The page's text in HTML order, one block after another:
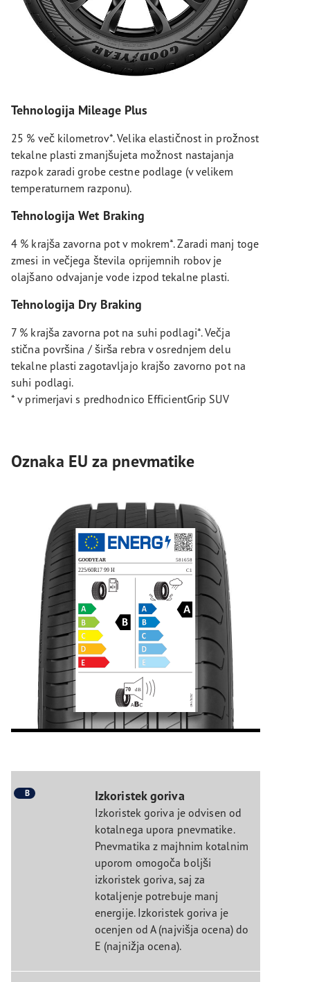
Tehnologija Mileage Plus
25 % več kilometrov*. Velika elastičnost in prožnost
tekalne plasti zmanjšujeta možnost nastajanja
razpok zaradi grobe cestne podlage (v velikem
temperaturnem razponu).
Tehnologija Wet Braking
4 % krajša zavorna pot v mokrem*. Zaradi manj toge
zmesi in večjega števila oprijemnih robov je
olajšano odvajanje vode izpod tekalne plasti.
Tehnologija Dry Braking
7 % krajša zavorna pot na suhi podlagi*. Večja
stična površina / širša rebra v osrednjem delu
tekalne plasti zagotavljajo krajšo zavorno pot na
suhi podlagi.
* v primerjavi s predhodnico EfficientGrip SUV
Oznaka EU za pnevmatike
B Izkoristek goriva
Izkoristek goriva je odvisen od
kotalnega upora pnevmatike.
Pnevmatika z majhnim kotalnim
uporom omogoča boljši
izkoristek goriva, saj za
kotaljenje potrebuje manj
energije. Izkoristek goriva je
ocenjen od A (najvišja ocena) do
E (najnižja ocena).